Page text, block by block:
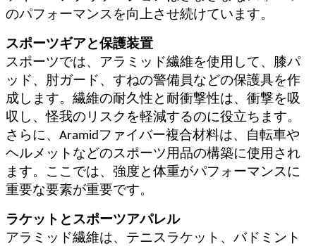
のパフォーマンスを向上させ続けています。
スポーツギアと保護装置
スポーツでは、アラミッド繊維を使用して、膝パ
ッド、肘ガード、すねの警備員などの保護具を作
成します。繊維の耐久性と耐衝撃性は、衝撃を吸
収し、怪我のリスクを軽減するのに役立ちます。
さらに、Aramidファイバー複合材料は、自転車や
ヘルメットなどのスポーツ用品の構築に使用され
ます。ここでは、強度と体重がパフォーマンスに
重要な要素が重要です。
ラケットとスポーツアパレル
アラミッド繊維は、テニスラケット、バドミント